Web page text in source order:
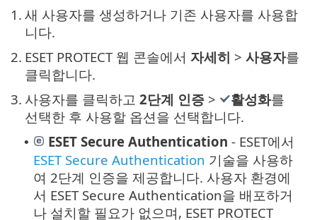
1. 새 사용자를 생성하거나 기존 사용자를 사용합
니다.
2. ESET PROTECT 웹 콘솔에서 자세히 > 사용자를
클릭합니다.
3. 사용자를 클릭하고 2단계 인증 > 활성화를
선택한 후 사용할 옵션을 선택합니다.
• ESET Secure Authentication - ESET에서
ESET Secure Authentication 기술을 사용하
여 2단계 인증을 제공합니다. 사용자 환경에
서 ESET Secure Authentication을 배포하거
나 설치할 필요가 없으며, ESET PROTECT